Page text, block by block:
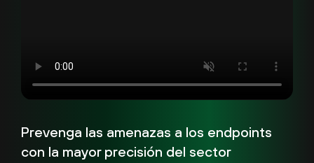
Prevenga las amenazas a los endpoints
con la mayor precisión del sector